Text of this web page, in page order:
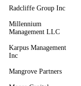
Radcliffe Group Inc
Millennium
Management LLC
Karpus Management
Inc
Mangrove Partners